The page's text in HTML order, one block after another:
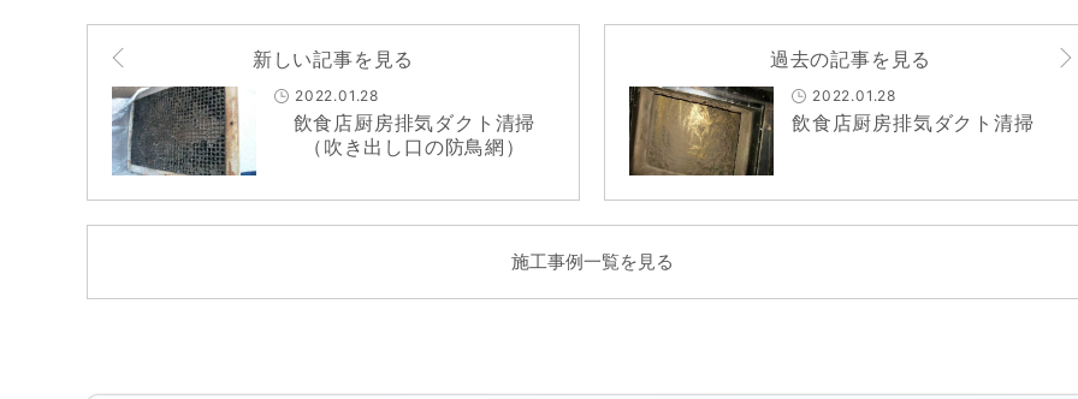
新しい記事を見る
2022.01.28
飲食店厨房排気ダクト清掃
（吹き出し口の防鳥網）
過去の記事を見る
2022.01.28
飲食店厨房排気ダクト清掃
施工事例一覧を見る